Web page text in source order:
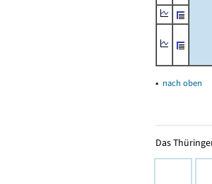
▴ nach oben
Das